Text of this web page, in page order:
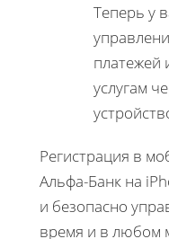
Теперь у
платежей
услугам
Регистрация в
Альфа-Банк на
и безопасно
время и в любом